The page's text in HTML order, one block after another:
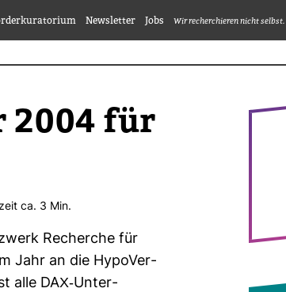
Newsletter Jobs Wir recherchieren nicht selbst.
2004 für
ca. 3 Min.
Recherche für
Jahr an die Hypo­Ver­
alle DAX-​Unter­